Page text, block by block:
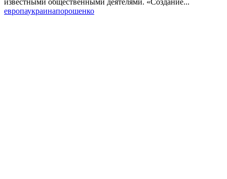
европаукраинапорошенко